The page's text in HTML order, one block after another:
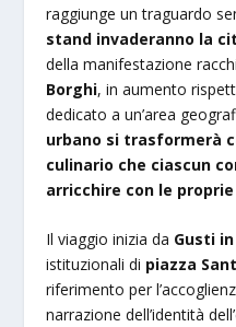
raggiunge un traguardo
stand invaderanno la
della manifestazione
Borghi, in aumento
dedicato a un’area
urbano si trasformerà
culinario che ciascun
arricchire con le
Il viaggio inizia da Gusti
istituzionali di piazza
riferimento per
narrazione dell’identità